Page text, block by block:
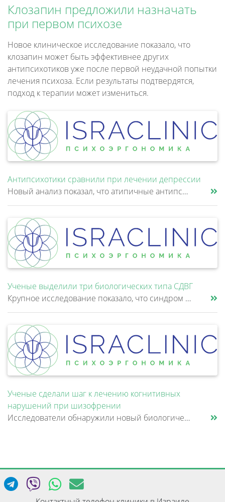
Клозапин предложили назначать
при первом психозе
Новое клиническое исследование показало, что
клозапин может быть эффективнее других
антипсихотиков уже после первой неудачной попытки
лечения психоза. Если результаты подтвердятся,
подход к терапии может измениться.
Антипсихотики сравнили при лечении депрессии
Новый анализ показал, что атипичные антипсихотики, которые иногда добавляют к антидепрессантам при большом депрессивном......
Ученые выделили три биологических типа СДВГ
Крупное исследование показало, что синдром дефицита внимания и гиперактивности (СДВГ) может включать не два, а три биоло......
Ученые сделали шаг к лечению когнитивных
нарушений при шизофрении
Исследователи обнаружили новый биологический механизм, который может быть связан с нарушением памяти и внимания при шизо......